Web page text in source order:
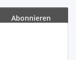
Abonnieren